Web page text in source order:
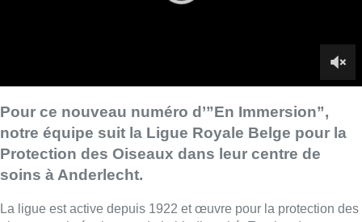
oiseaux mais également de la biodiversité. En plus de son
de la faune sauvage de Bruxelles depuis trente ans. L’an
pies, des faucons mais aussi des hérissons, des fouines ou
encore des renardeaux. Pendant une journée, notre équipe a
suivi les soigneuses qui sont au four et au moulin pour tenter
les pompiers.
► Lire aussi | Les refuges animaliers s’inquiètent de la hausse